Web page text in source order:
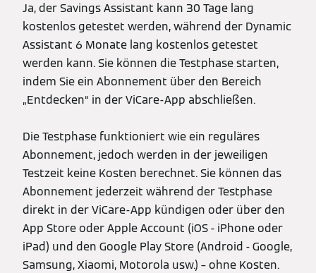
Ja, der Savings Assistant kann 30 Tage lang
kostenlos getestet werden, während der Dynamic
Assistant 6 Monate lang kostenlos getestet
werden kann. Sie können die Testphase starten,
indem Sie ein Abonnement über den Bereich
„Entdecken“ in der ViCare-App abschließen.
Die Testphase funktioniert wie ein reguläres
Abonnement, jedoch werden in der jeweiligen
Testzeit keine Kosten berechnet. Sie können das
Abonnement jederzeit während der Testphase
direkt in der ViCare-App kündigen oder über den
App Store oder Apple Account (iOS - iPhone oder
iPad) und den Google Play Store (Android - Google,
Samsung, Xiaomi, Motorola usw.) – ohne Kosten.